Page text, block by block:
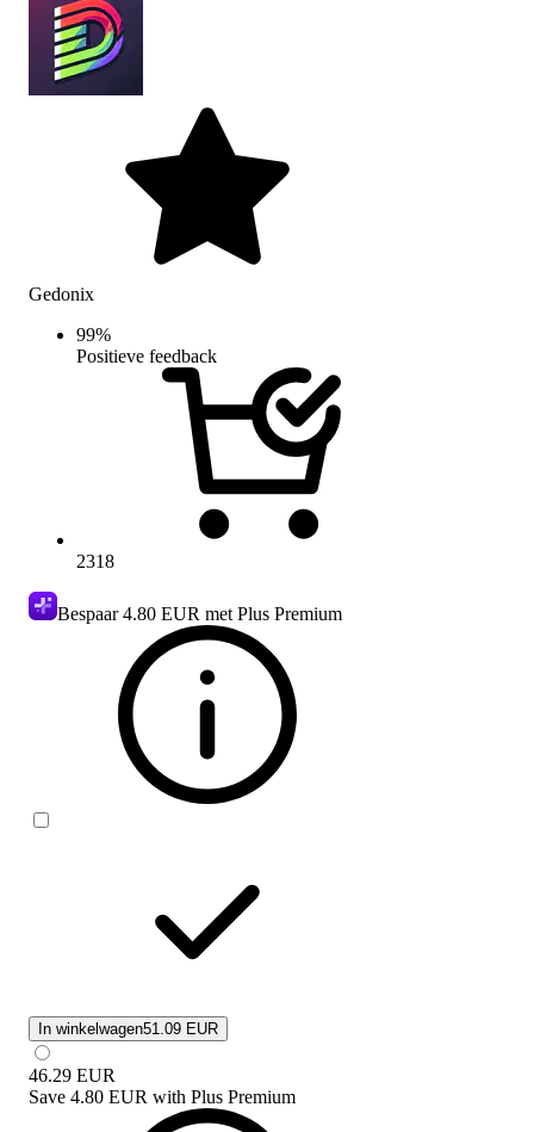
Gedonix
99%
Positieve feedback
2318
Bespaar4.80 EUR met Plus Premium
In winkelwagen51.09 EUR
46.29 EUR
Save 4.80 EUR with Plus Premium